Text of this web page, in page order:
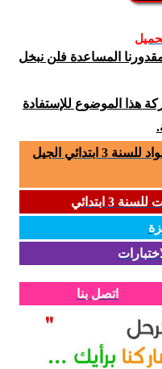
المساعدة فلن نبخل
هذا الموضوع للإستفادة
نماذج فروض واختبارات جميع المواد للسنة 3 ابتدائي الجيل
ابتدائي
اتصل بنا